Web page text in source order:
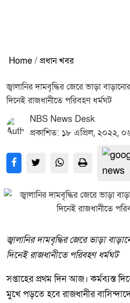
Home / প্রধান খবর
জ্বালানির দামবৃদ্ধির জেরে ভাড়া
দিনেই রাজধানীতে পরিবহণ ধর্মঘট
NBS News Desk
প্রকাশিত: ১৮ এপ্রিল, ২০২২,
জ্বালানির দামবৃদ্ধির জেরে ভাড়া
দিনেই রাজধানীতে পরিবহণ ধর্মঘট
সপ্তাহের প্রথম দিন আজ। কর্মব্যস্ত
মুখে পড়তে হবে রাজধানীর